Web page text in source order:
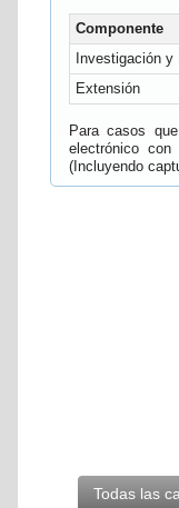
Componente
Investigación y
Extensión
Para casos
electrónico
(Incluyendo
Todas las